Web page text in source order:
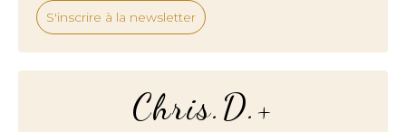
S'inscrire à la newsletter
Chris.D.+